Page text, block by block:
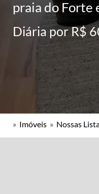
praia do Forte
Diária por R$
» Imóveis » Nossas